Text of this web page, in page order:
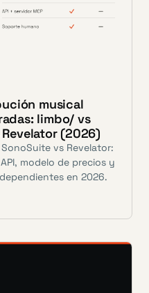
musical
limbo/ vs
Revelator (2026)
vs Revelator:
modelo de precios y
en 2026.